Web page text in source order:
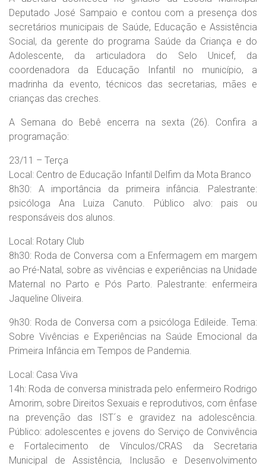
Deputado José Sampaio e contou com a presença dos
secretários municipais de Saúde, Educação e Assistência
Social, da gerente do programa Saúde da Criança e do
Adolescente, da articuladora do Selo Unicef, da
coordenadora da Educação Infantil no município, a
madrinha da evento, técnicos das secretarias, mães e
crianças das creches.
A Semana do Bebê encerra na sexta (26). Confira a
programação:
23/11 – Terça
Local: Centro de Educação Infantil Delfim da Mota Branco
8h30: A importância da primeira infância. Palestrante:
psicóloga Ana Luiza Canuto. Público alvo: pais ou
responsáveis dos alunos.
Local: Rotary Club
8h30: Roda de Conversa com a Enfermagem em margem
ao Pré-Natal, sobre as vivências e experiências na Unidade
Maternal no Parto e Pós Parto. Palestrante: enfermeira
Jaqueline Oliveira.
9h30: Roda de Conversa com a psicóloga Edileide. Tema:
Sobre Vivências e Experiências na Saúde Emocional da
Primeira Infância em Tempos de Pandemia.
Local: Casa Viva
14h: Roda de conversa ministrada pelo enfermeiro Rodrigo
Amorim, sobre Direitos Sexuais e reprodutivos, com ênfase
na prevenção das IST´s e gravidez na adolescência.
Público: adolescentes e jovens do Serviço de Convivência
e Fortalecimento de Vínculos/CRAS da Secretaria
Municipal de Assistência, Inclusão e Desenvolvimento